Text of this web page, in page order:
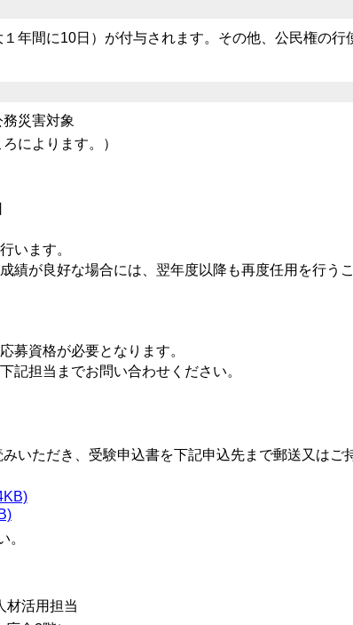
年間に10日）が付与されます。その他、公民権の行
災害対象
によります。）
います。
が良好な場合には、翌年度以降も再度任用を行うこ
募資格が必要となります。
担当までお問い合わせください。
いただき、受験申込書を下記申込先まで郵送又はご
。
材活用担当